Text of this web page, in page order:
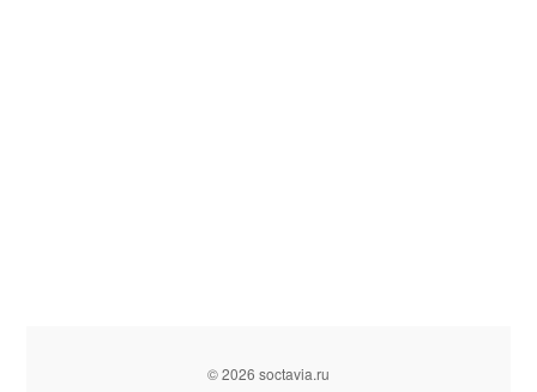
© 2026 soctavia.ru